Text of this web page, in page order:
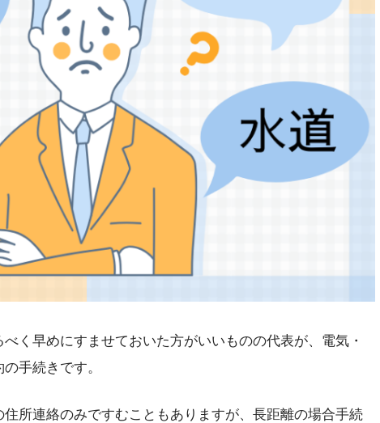
く早めにすませておいた方がいいものの代表が、電気・
手続きです。
所連絡のみですむこともありますが、長距離の場合手続